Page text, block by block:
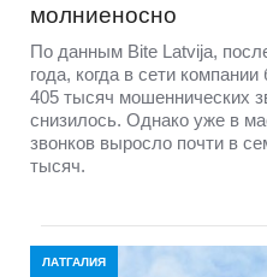
молниеносно
По данным Bite Latvija,
года, когда в сети
405 тысяч мошеннических
снизилось. Однако уже в
звонков выросло почти в
тысяч.
ЛАТГАЛИЯ